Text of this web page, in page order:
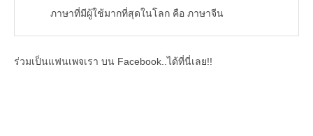
ภาษาที่มีผู้ใช้มากที่สุดในโลก คือ ภาษาจีน
ร่วมเป็นแฟนเพจเรา บน Facebook..ได้ที่นี่เลย!!